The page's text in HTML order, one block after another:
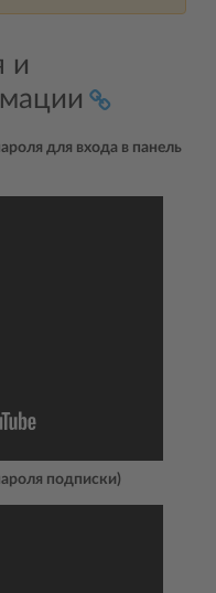
и
для входа в панель
подписки)